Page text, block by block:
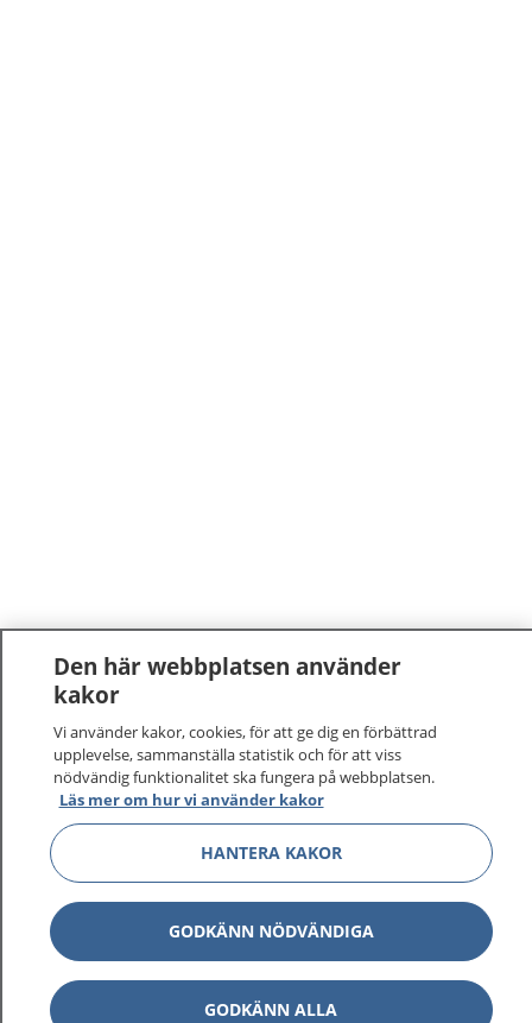
Den här webbplatsen använder
kakor
Vi använder kakor, cookies, för att ge dig en förbättrad
upplevelse, sammanställa statistik och för att viss
nödvändig funktionalitet ska fungera på webbplatsen.
Läs mer om hur vi använder kakor
HANTERA KAKOR
GODKÄNN NÖDVÄNDIGA
GODKÄNN ALLA